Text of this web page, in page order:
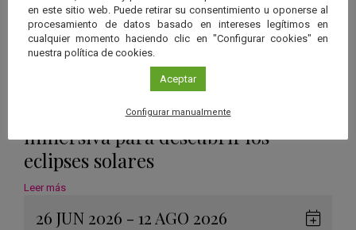
“3CLIPSE”, una experiencia
inmersiva para descubrir los
eclipses solares
Leer más
26 JUN 2026 - 12 AGO 2026
en este sitio web. Puede retirar su consentimiento u oponerse al
procesamiento de datos basado en intereses legítimos en
cualquier momento haciendo clic en "Configurar cookies" en
nuestra política de cookies.
Aceptar
Configurar manualmente